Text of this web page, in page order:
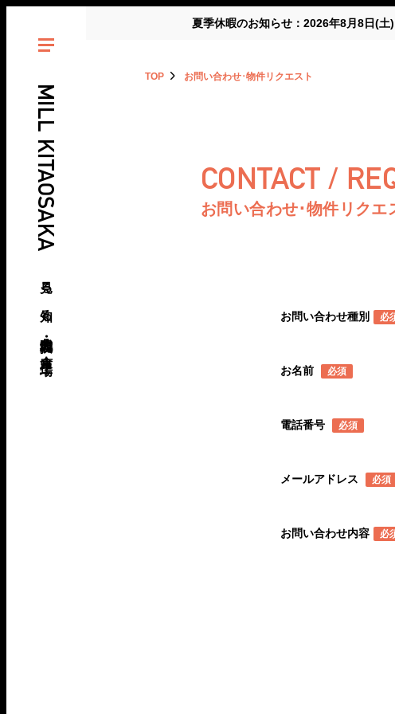
夏季休暇のお知らせ：2026年8月8日(土
MILL KITAOSAKA
見る、知る、北大阪・北摂の倉庫･工場
TOP お問い合わせ･物件リクエスト
CONTACT /
お問い合わせ･物件リクエ
お問い合わせ種別 必
お名前 必須
電話番号 必須
メールアドレス 必須
お問い合わせ内容 必